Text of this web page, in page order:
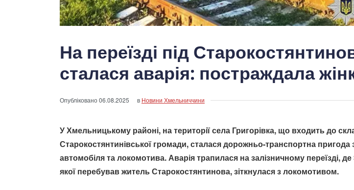
На переїзді під
сталася аварія: постраждала
Опубліковано06.08.2025 в Новини Хмельниччини
У Хмельницькому районі, на території села Григорівка, що входить до
Старокостянтинівської громади, сталася дорожньо-транспортна пригода
автомобіля та локомотива. Аварія трапилася на залізничному переїзді,
якої перебував житель Старокостянтинова, зіткнулася з локомотивом.